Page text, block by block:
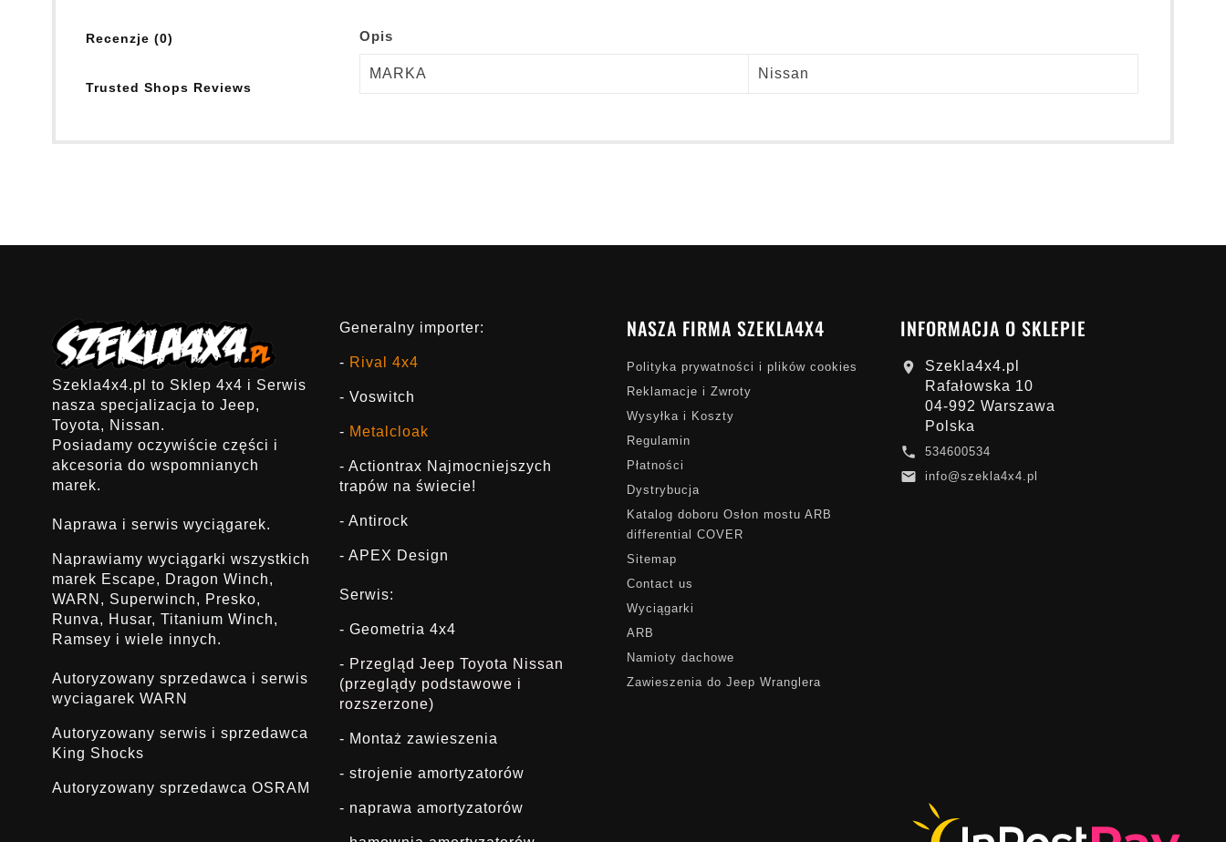
Recenzje (0)
Trusted Shops Reviews
Opis
MARKA Nissan
Szekla4x4.pl to Sklep 4x4 i Serwis
nasza specjalizacja to Jeep,
Toyota, Nissan.
Posiadamy oczywiście części i
akcesoria do wspomnianych
marek.
Naprawa i serwis wyciągarek.
Naprawiamy wyciągarki wszystkich
marek Escape, Dragon Winch,
WARN, Superwinch, Presko,
Runva, Husar, Titanium Winch,
Ramsey i wiele innych.
Autoryzowany sprzedawca i serwis
wyciagarek WARN
Autoryzowany serwis i sprzedawca
King Shocks
Autoryzowany sprzedawca OSRAM
Generalny importer:
- Rival 4x4
- Voswitch
- Metalcloak
- Actiontrax Najmocniejszych
trapów na świecie!
- Antirock
- APEX Design
Serwis:
- Geometria 4x4
- Przegląd Jeep Toyota Nissan
(przeglądy podstawowe i
rozszerzone)
- Montaż zawieszenia
- strojenie amortyzatorów
- naprawa amortyzatorów
NASZA FIRMA SZEKLA4X4
Polityka prywatności i plików cookies
Reklamacje i Zwroty
Wysyłka i Koszty
Regulamin
Płatności
Dystrybucja
Katalog doboru Osłon mostu ARB
differential COVER
Sitemap
Contact us
Wyciągarki
ARB
Namioty dachowe
Zawieszenia do Jeep Wranglera
INFORMACJA O SKLEPIE

Szekla4x4.pl
Rafałowska 10
04-992 Warszawa
Polska
 534600534
 info@szekla4x4.pl